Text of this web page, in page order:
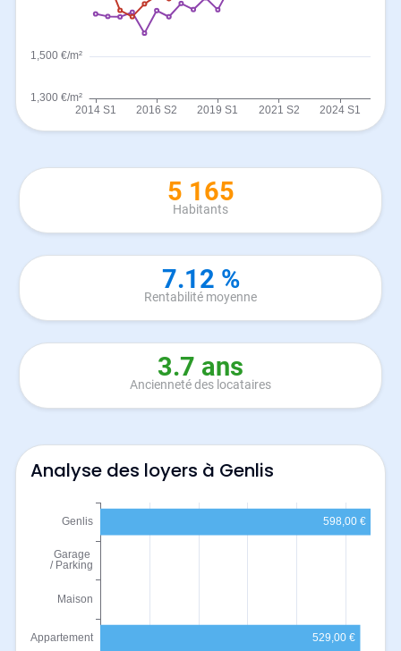
5 165
Habitants
7.12 %
Rentabilité moyenne
3.7 ans
Ancienneté des locataires
Analyse des loyers à Genlis